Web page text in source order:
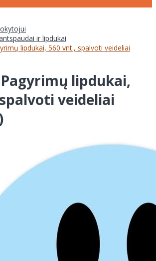
ir lipdukai
lipdukai, 560 vnt., spalvoti veideliai
Pagyrimų lipdukai,
veideliai